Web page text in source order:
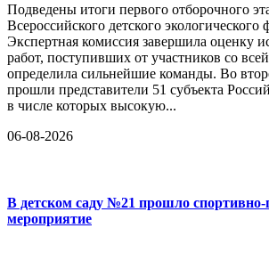
Подведены итоги первого отборочного
Всероссийского детского экологического
Экспертная комиссия завершила оценку
работ, поступивших от участников со
определила сильнейшие команды. Во
прошли представители 51 субъекта
в числе которых высокую...
06-08-2026
В детском саду №21 прошло спортивно-
мероприятие